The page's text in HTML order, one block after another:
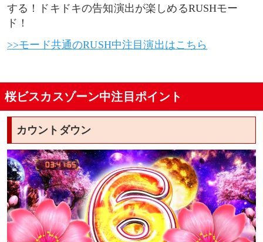
する！ドキドキの告知演出が楽しめるRUSHモー
ド！
>>モード共通のRUSH中注目演出はこちら
桜ビスカスゾーン中注目ポイント
カウントダウン